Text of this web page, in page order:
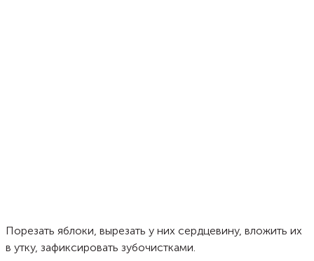
Порезать яблоки, вырезать у них сердцевину, вложить их
в утку, зафиксировать зубочистками.